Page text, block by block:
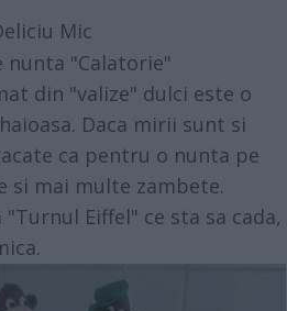
Mic
nunta "Calatorie"
din "valize" dulci este o
Daca mirii sunt si
ca pentru o nunta pe
si mai multe zambete.
Eiffel" ce sta sa cada,